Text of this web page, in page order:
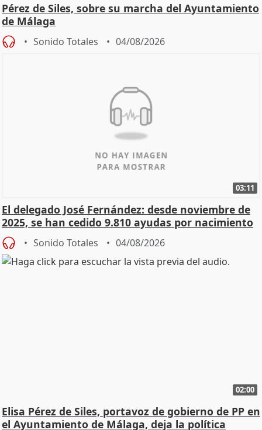
Pérez de Siles, sobre su marcha del Ayuntamiento
de Málaga
Sonido Totales 04/08/2026
03:11
El delegado José Fernández: desde noviembre de
2025, se han cedido 9.810 ayudas por nacimiento
Sonido Totales 04/08/2026
02:00
Elisa Pérez de Siles, portavoz de gobierno de PP en
el Ayuntamiento de Málaga, deja la política